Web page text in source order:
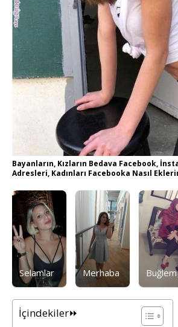
Bayanların, Kızların Bedava Facebook,
Adresleri, Kadınları Facebooka Nasıl
Selamlar Merhaba Buğlem
İçindekiler⏩